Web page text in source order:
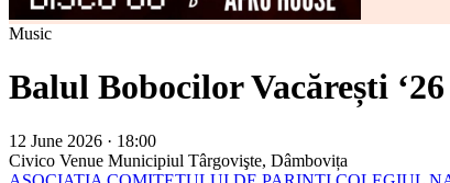
Music
Balul Bobocilor Vacărești ‘26
12 June 2026 · 18:00
Civico Venue Municipiul Târgovişte, Dâmbovița